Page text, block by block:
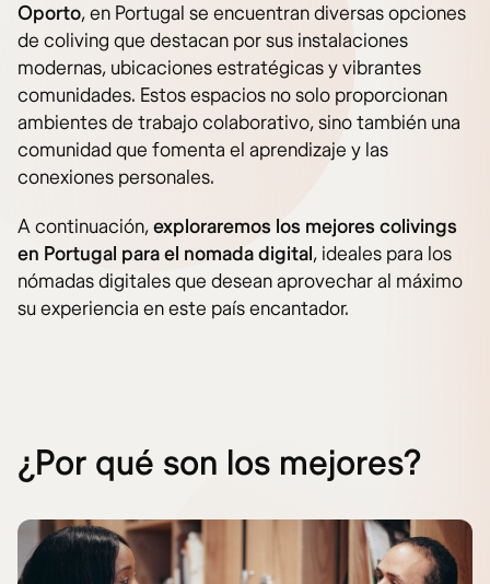
Oporto, en Portugal se encuentran diversas opciones
de coliving que destacan por sus instalaciones
modernas, ubicaciones estratégicas y vibrantes
comunidades. Estos espacios no solo proporcionan
ambientes de trabajo colaborativo, sino también una
comunidad que fomenta el aprendizaje y las
conexiones personales.
A continuación,exploraremos los mejores colivings
en Portugal para el nomada digital, ideales para los
nómadas digitales que desean aprovechar al máximo
su experiencia en este país encantador.
¿Por qué son los mejores?